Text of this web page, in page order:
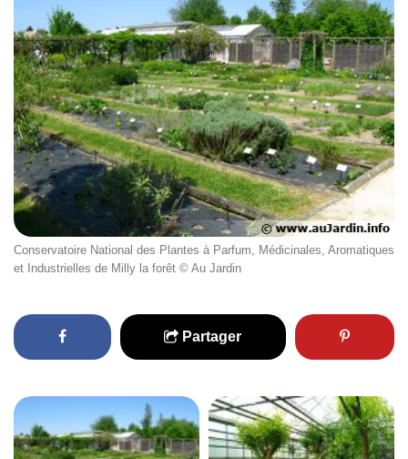
Conservatoire National des Plantes à Parfum, Médicinales, Aromatiques
et Industrielles de Milly la forêt © Au Jardin
Partager